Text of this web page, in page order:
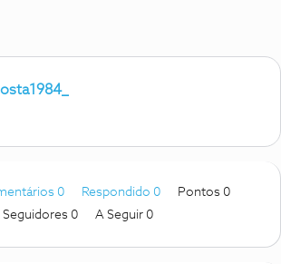
0 Respondido 0
Pontos 0
Seguidores 0 A Seguir 0